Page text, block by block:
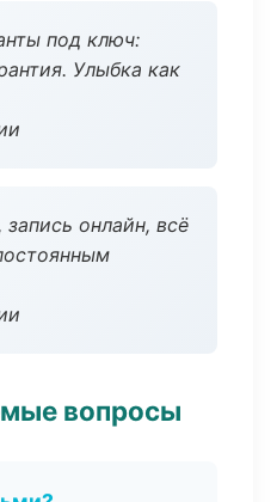
под ключ:
Улыбка как
онлайн, всё
вопросы